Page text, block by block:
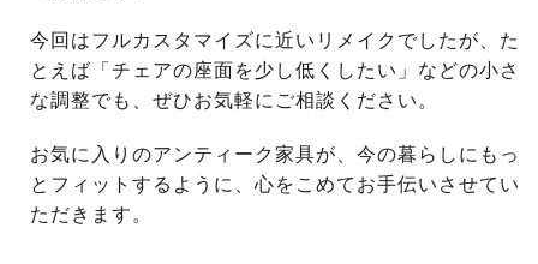
今回はフルカスタマイズに近いリメイクでしたが、た
とえば「チェアの座面を少し低くしたい」などの小さ
な調整でも、ぜひお気軽にご相談ください。
お気に入りのアンティーク家具が、今の暮らしにもっ
とフィットするように、心をこめてお手伝いさせてい
ただきます。